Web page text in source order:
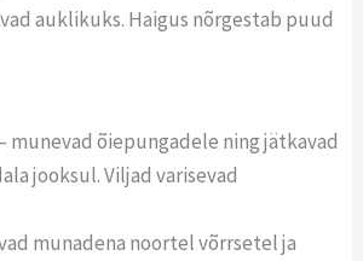
auklikuks. Haigus nõrgestab puud
munevad õiepungadele ning jätkavad
jooksul. Viljad varisevad
munadena noortel võrrsetel ja